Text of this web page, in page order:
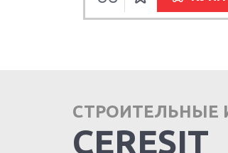
СТРОИТЕЛЬНЫЕ
CERESIT